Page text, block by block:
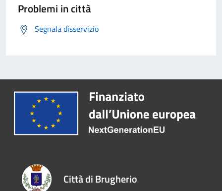
Problemi in città
Segnala disservizio
Città di Brugherio